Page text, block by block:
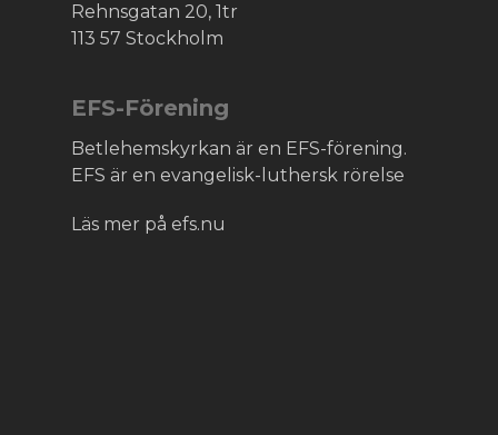
Rehnsgatan 20, 1tr
113 57 Stockholm
EFS-Förening
Betlehemskyrkan är en EFS-förening.
EFS är en evangelisk-luthersk rörelse
Läs mer på efs.nu